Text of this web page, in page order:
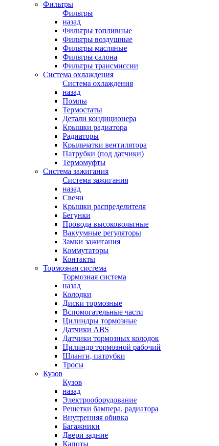
Фильтры
Фильтры
назад
Фильтры топливные
Фильтры воздушные
Фильтры масляные
Фильтры салона
Фильтры трансмиссии
Система охлаждения
Система охлаждения
назад
Помпы
Термостаты
Детали кондиционера
Крышки радиатора
Радиаторы
Крыльчатки вентилятора
Патрубки (под датчики)
Термомуфты
Система зажигания
Система зажигания
назад
Свечи
Крышки распределителя
Бегунки
Провода высоковольтные
Вакуумные регуляторы
Замки зажигания
Коммутаторы
Контакты
Тормозная система
Тормозная система
назад
Колодки
Диски тормозные
Вспомогательные части
Цилиндры тормозные
Датчики ABS
Датчики тормозных колодок
Цилиндр тормозной рабочий
Шланги, патрубки
Тросы
Кузов
Кузов
назад
Электрооборудование
Решетки бампера, радиатора
Внутренняя обивка
Багажники
Двери задние
Капоты